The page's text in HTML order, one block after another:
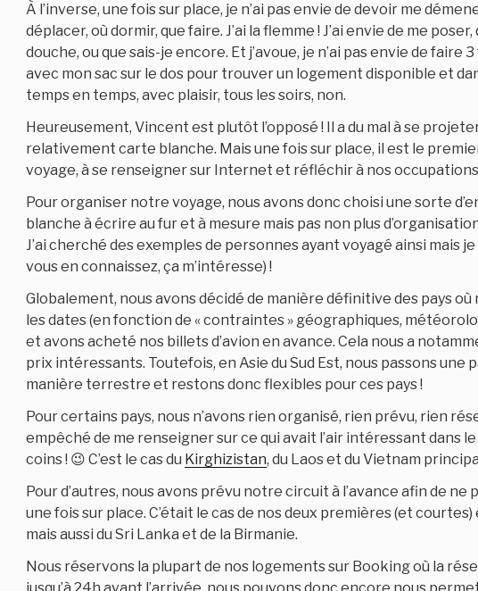
À l’inverse, une fois sur place, je n’ai pas envie de devoir me
déplacer, où dormir, que faire. J’ai la flemme ! J’ai envie de me
douche, ou que sais-je encore. Et j’avoue, je n’ai pas envie de faire
avec mon sac sur le dos pour trouver un logement disponible et
temps en temps, avec plaisir, tous les soirs, non.
Heureusement, Vincent est plutôt l’opposé ! Il a du mal à se
relativement carte blanche. Mais une fois sur place, il est le
voyage, à se renseigner sur Internet et réfléchir à nos occupations
Pour organiser notre voyage, nous avons donc choisi une sorte
blanche à écrire au fur et à mesure mais pas non plus
J’ai cherché des exemples de personnes ayant voyagé ainsi mais
vous en connaissez, ça m’intéresse) !
Globalement, nous avons décidé de manière définitive des pays
les dates (en fonction de « contraintes » géographiques,
et avons acheté nos billets d’avion en avance. Cela nous a
prix intéressants. Toutefois, en Asie du Sud Est, nous passons une
manière terrestre et restons donc flexibles pour ces pays !
Pour certains pays, nous n’avons rien organisé, rien prévu, rien
empêché de me renseigner sur ce qui avait l’air intéressant dans
coins ! 😉 C’est le cas du Kirghizistan, du Laos et du Vietnam
Pour d’autres, nous avons prévu notre circuit à l’avance afin de
une fois sur place. C’était le cas de nos deux premières (et
mais aussi du Sri Lanka et de la Birmanie.
Nous réservons la plupart de nos logements sur Booking où la